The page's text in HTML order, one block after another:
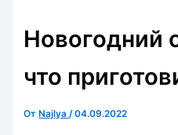
Новогодний
что
От Najlya/04.09.2022